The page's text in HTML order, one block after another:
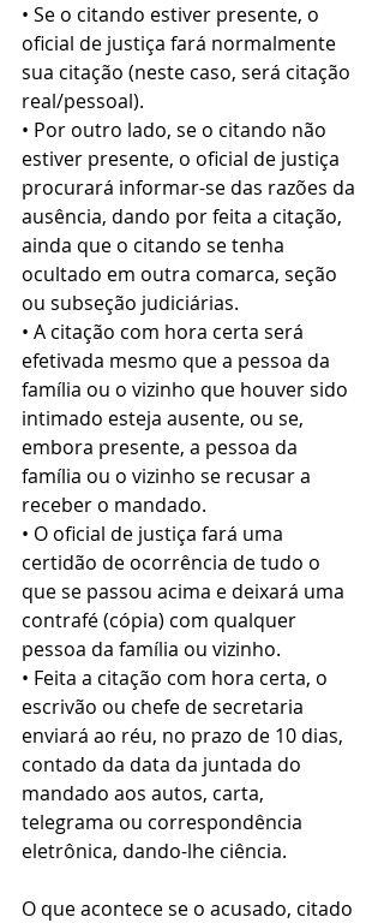
• Se o citando estiver presente, o
oficial de justiça fará normalmente
sua citação (neste caso, será citação
real/pessoal).
• Por outro lado, se o citando não
estiver presente, o oficial de justiça
procurará informar-se das razões da
ausência, dando por feita a citação,
ainda que o citando se tenha
ocultado em outra comarca, seção
ou subseção judiciárias.
• A citação com hora certa será
efetivada mesmo que a pessoa da
família ou o vizinho que houver sido
intimado esteja ausente, ou se,
embora presente, a pessoa da
família ou o vizinho se recusar a
receber o mandado.
• O oficial de justiça fará uma
certidão de ocorrência de tudo o
que se passou acima e deixará uma
contrafé (cópia) com qualquer
pessoa da família ou vizinho.
• Feita a citação com hora certa, o
escrivão ou chefe de secretaria
enviará ao réu, no prazo de 10 dias,
contado da data da juntada do
mandado aos autos, carta,
telegrama ou correspondência
eletrônica, dando-lhe ciência.
O que acontece se o acusado, citado